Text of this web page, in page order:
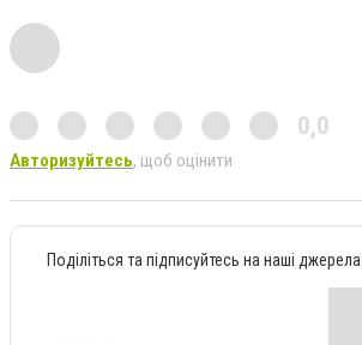
0,0
Авторизуйтесь, щоб оцінити
Поділіться та підписуйтесь на наші джерела